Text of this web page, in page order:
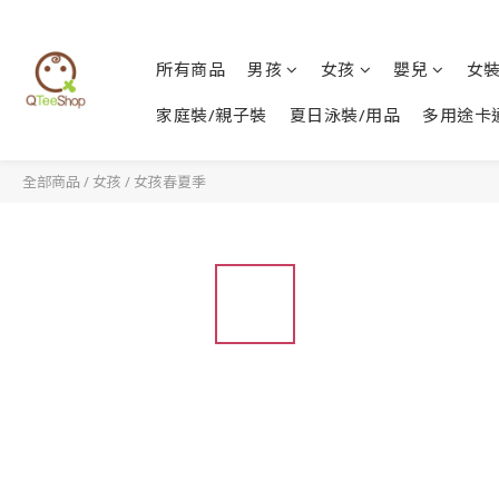
所有商品 男孩 女孩 嬰兒 女
家庭裝/親子裝 夏日泳裝/用品 多用途卡
全部商品 / 女孩 / 女孩春夏季